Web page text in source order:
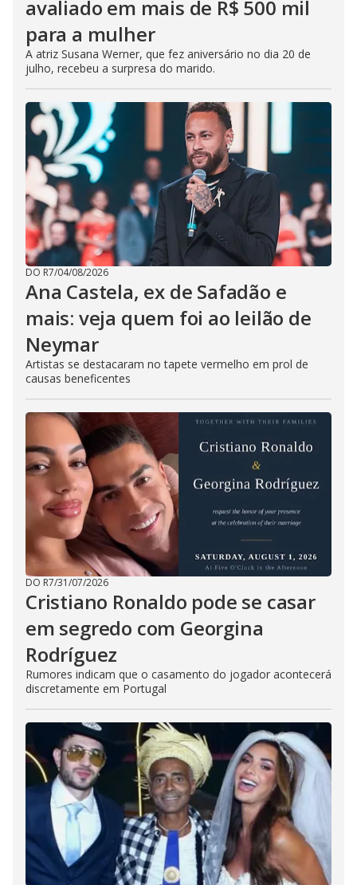
avaliado em mais de R$ 500 mil
para a mulher
A atriz Susana Werner, que fez aniversário no dia 20 de
julho, recebeu a surpresa do marido.
DO R7/04/08/2026
Ana Castela, ex de Safadão e
mais: veja quem foi ao leilão de
Neymar
Artistas se destacaram no tapete vermelho em prol de
causas beneficentes
DO R7/31/07/2026
Cristiano Ronaldo pode se casar
em segredo com Georgina
Rodríguez
Rumores indicam que o casamento do jogador acontecerá
discretamente em Portugal